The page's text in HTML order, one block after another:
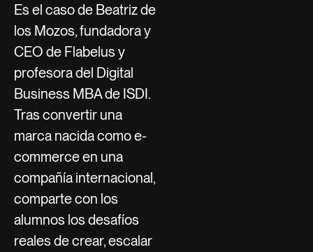
Es el caso de Beatriz de
los Mozos, fundadora y
CEO de Flabelus y
profesora del Digital
Business MBA de ISDI.
Tras convertir una
marca nacida como e-
commerce en una
compañía internacional,
comparte con los
alumnos los desafíos
reales de crear, escalar